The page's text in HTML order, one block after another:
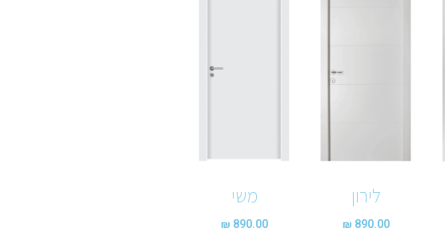
לירון
₪ 890.00
משי
₪ 890.00